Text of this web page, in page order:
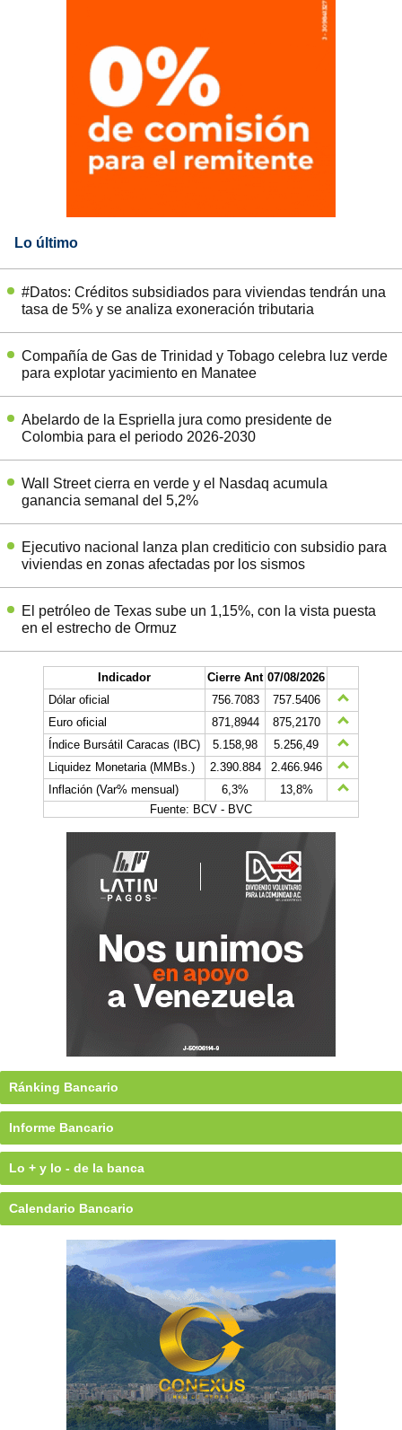
Lo último
#Datos: Créditos subsidiados para viviendas tendrán una
tasa de 5% y se analiza exoneración tributaria
Compañía de Gas de Trinidad y Tobago celebra luz verde
para explotar yacimiento en Manatee
Abelardo de la Espriella jura como presidente de
Colombia para el periodo 2026-2030
Wall Street cierra en verde y el Nasdaq acumula
ganancia semanal del 5,2%
Ejecutivo nacional lanza plan crediticio con subsidio para
viviendas en zonas afectadas por los sismos
El petróleo de Texas sube un 1,15%, con la vista puesta
en el estrecho de Ormuz
Indicador Cierre Ant 07/08/2026
Dólar oficial
756.7083
757.5406
Euro oficial
871,8944
875,2170
Índice Bursátil Caracas (IBC)
5.158,98
5.256,49
Liquidez Monetaria (MMBs.)
2.390.884
2.466.946
Inflación (Var% mensual)
6,3%
13,8%
Fuente: BCV - BVC
Ránking Bancario
Informe Bancario
Lo + y lo - de la banca
Calendario Bancario